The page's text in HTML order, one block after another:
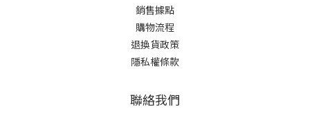
銷售據點
購物流程
退換貨政策
隱私權條款
聯絡我們